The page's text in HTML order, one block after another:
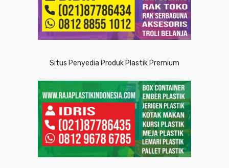
Situs Penyedia Produk Plastik Premium